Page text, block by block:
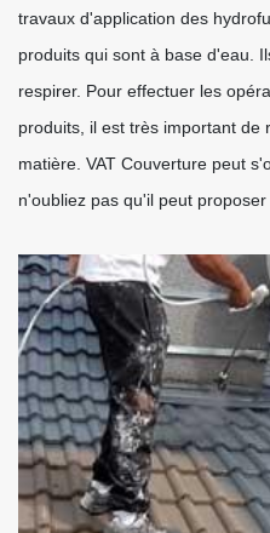
travaux d'application des
produits qui sont à base d'eau.
respirer. Pour effectuer les
produits, il est très important de
matière. VAT Couverture peut
n'oubliez pas qu'il peut